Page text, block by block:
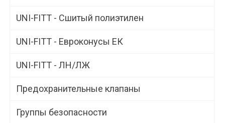
UNI-FITT - Сшитый полиэтилен
UNI-FITT - Евроконусы ЕК
UNI-FITT - ЛН/ЛЖ
Предохранительные клапаны
Группы безопасности